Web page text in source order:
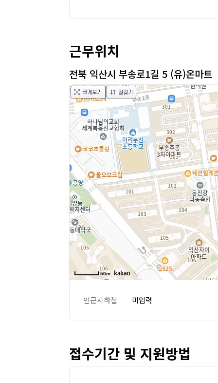
근무위치
전북 익산시 부송로1길 5 (유)온마트
50m
인근지하철 미입력
접수기간 및 지원방법